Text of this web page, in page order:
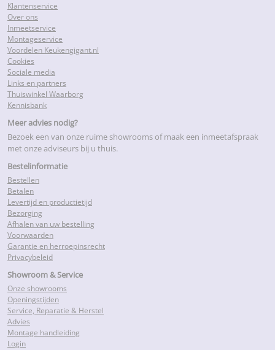
Klantenservice
Over ons
Inmeetservice
Montageservice
Voordelen Keukengigant.nl
Cookies
Sociale media
Links en partners
Thuiswinkel Waarborg
Kennisbank
Meer advies nodig?
Bezoek een van onze ruime showrooms of maak een inmeetafspraak
met onze adviseurs bij u thuis.
Bestelinformatie
Bestellen
Betalen
Levertijd en productietijd
Bezorging
Afhalen van uw bestelling
Voorwaarden
Garantie en herroepinsrecht
Privacybeleid
Showroom & Service
Onze showrooms
Openingstijden
Service, Reparatie & Herstel
Advies
Montage handleiding
Login